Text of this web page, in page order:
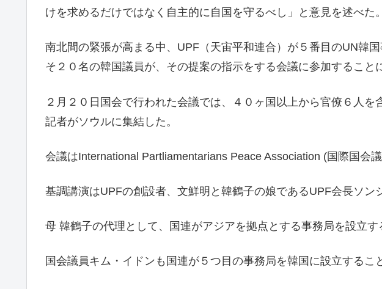
けを求めるだけではなく自主的に自国を守るべし」と意見を述べた。
南北間の緊張が高まる中、UPF（天宙平和連合）が５番目のUN韓
そ２０名の韓国議員が、その提案の指示をする会議に参加すること
２月２０日国会で行われた会議では、４０ヶ国以上から官僚６人
記者がソウルに集結した。
会議はInternational Partliamentarians Peace Association (国際国会
基調講演はUPFの創設者、文鮮明と韓鶴子の娘であるUPF会長ソン
母 韓鶴子の代理として、国連がアジアを拠点とする事務局を設立す
国会議員キム・イドンも国連が５つ目の事務局を韓国に設立する